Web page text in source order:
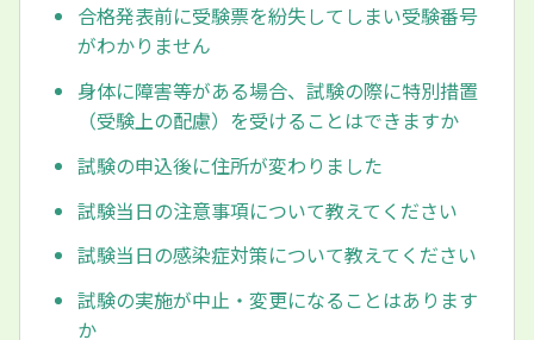
合格発表前に受験票を紛失してしまい受験番号
がわかりません
身体に障害等がある場合、試験の際に特別措置
（受験上の配慮）を受けることはできますか
試験の申込後に住所が変わりました
試験当日の注意事項について教えてください
試験当日の感染症対策について教えてください
試験の実施が中止・変更になることはあります
か